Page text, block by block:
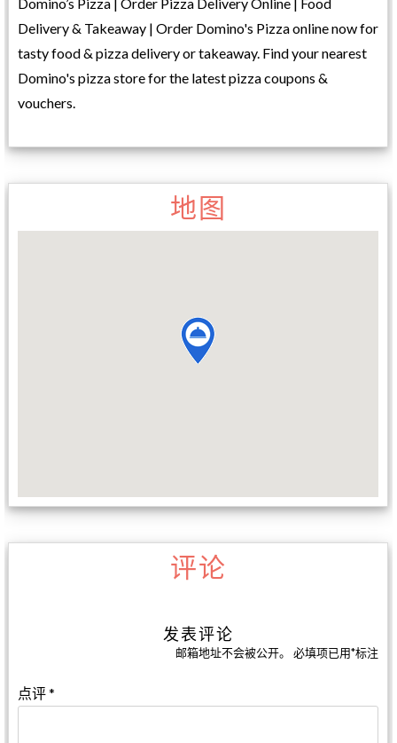
Delivery & Takeaway | Order Domino's Pizza online now for
tasty food & pizza delivery or takeaway. Find your nearest
Domino's pizza store for the latest pizza coupons &
vouchers.
地图
评论
发表评论
邮箱地址不会被公开。 必填项已用*标注
点评*